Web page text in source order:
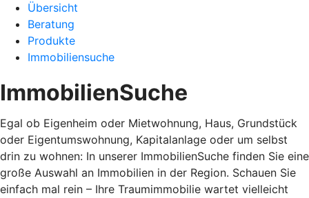
Übersicht
Beratung
Produkte
Immobiliensuche
ImmobilienSuche
Egal ob Eigenheim oder Mietwohnung, Haus, Grundstück
oder Eigentumswohnung, Kapitalanlage oder um selbst
drin zu wohnen: In unserer ImmobilienSuche finden Sie eine
große Auswahl an Immobilien in der Region. Schauen Sie
einfach mal rein – Ihre Traumimmobilie wartet vielleicht